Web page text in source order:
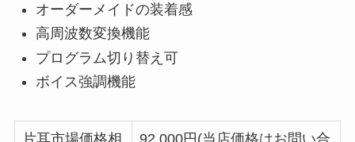
オーダーメイドの装着感
高周波数変換機能
プログラム切り替え可
ボイス強調機能